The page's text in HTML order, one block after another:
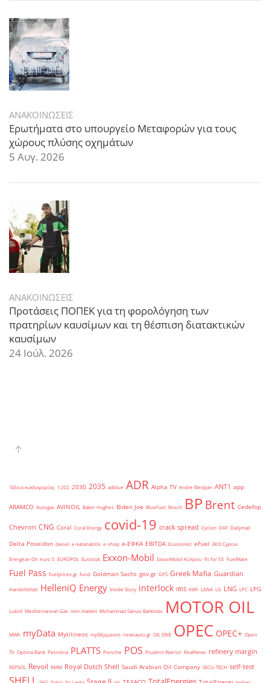
ΑΝΑΚΟΙΝΩΣΕΙΣ
Ερωτήματα στο υπουργείο Μεταφορών για τους
χώρους πλύσης οχημάτων
5 Αυγ. 2026
ΑΝΑΚΟΙΝΩΣΕΙΣ
Προτάσεις ΠΟΠΕΚ για τη φορολόγηση των
πρατηρίων καυσίμων και τη θέσπιση διατακτικών
καυσίμων
24 Ιούλ. 2026
'άδεια κυκλοφορίας 1202 2030 2035 adblue ADR Alpha TV Andre Bledjian ANT1 app
ARAMCO Autogas AVINOIL Baker Hughes Biden Joe BlueFuel Bosch BPBrent Cedefop
Chevron CNG Coral Coral Energy covid-19 crack spread Cyclon DAF Dailymail
Delta Poseidon diesel e-katanalotis e-shop e-ΕΦΚΑ EBITDA Economist eFuel EKO Cyprus
Energean Oil euro 5 EUROPOL Eurostat Exxon-Mobil ExxonMobil Κύπρου fit for 55 FuelMate
Fuel Pass fuelprices.gr fund Goldman Sachs gov.gr GPS Greek Mafia Guardian
Handelsblatt HelleniQ Energy Inside Story interlock IRIS kWh LANA LG LNG LPC LPG
Lukoil Mediterranean Gas mini market Mohammad Sanusi Barkindo MOTOR OIL
MWh myData Mytilineos myΘέρμανση newsauto.gr OIL ONE OPEC OPEC+ Open
TV Optima Bank Petrolina PLATTS Porsche POS Prudent Warrior RealNews refinery margin
REPSOL Revoil RMM Royal Dutch Shell Saudi Arabian Oil Company SECU-TECH self-test